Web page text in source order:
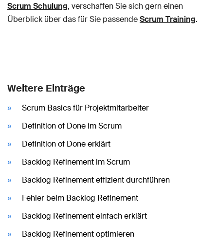
Scrum Schulung, verschaffen Sie sich gern einen
Überblick über das für Sie passendeScrum Training.
Weitere Einträge
Scrum Basics für Projektmitarbeiter
Definition of Done im Scrum
Definition of Done erklärt
Backlog Refinement im Scrum
Backlog Refinement effizient durchführen
Fehler beim Backlog Refinement
Backlog Refinement einfach erklärt
Backlog Refinement optimieren